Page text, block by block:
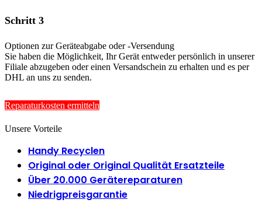
Schritt 3
Optionen zur Geräteabgabe oder -Versendung
Sie haben die Möglichkeit, Ihr Gerät entweder persönlich in unserer
Filiale abzugeben oder einen Versandschein zu erhalten und es per
DHL an uns zu senden.
Reparatur­kosten ermitteln
Unsere Vorteile
Handy Recyclen
Original oder Original Qualität Ersatzteile
Über 20.000 Gerätereparaturen
Niedrigpreisgarantie